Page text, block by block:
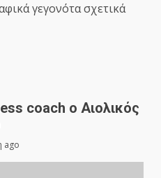
γεγονότα σχετικά
coach o Αιολικός
ago